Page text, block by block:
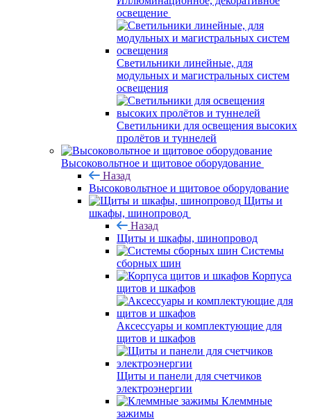
освещение
Светильники линейные, для
модульных и магистральных систем
освещения
Светильники для освещения высоких
пролётов и туннелей
Высоковольтное и щитовое оборудование
Назад
Высоковольтное и щитовое оборудование
Щиты и
шкафы, шинопровод
Назад
Щиты и шкафы, шинопровод
Системы
сборных шин
Корпуса
щитов и шкафов
Аксессуары и комплектующие для
щитов и шкафов
Щиты и панели для счетчиков
электроэнергии
Клеммные
зажимы